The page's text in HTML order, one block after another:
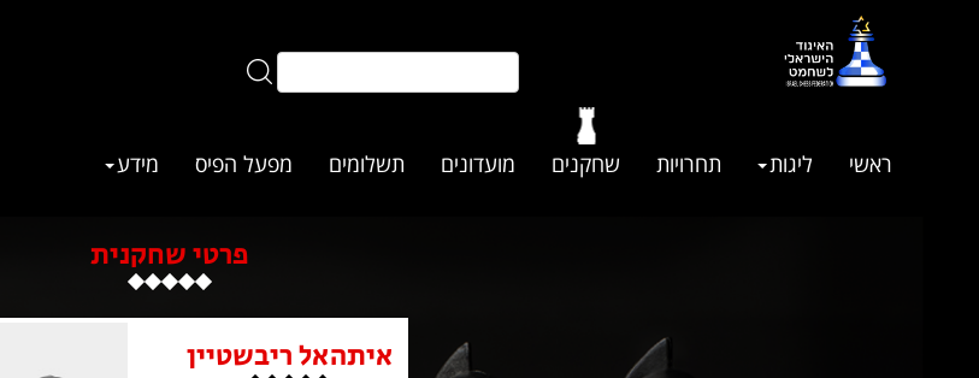
ראשי ליגות תחרויות שחקנים מועדונים תשלומים מפעל הפיס מידע
פרטי שחקנית
איתהאל ריבשטיין